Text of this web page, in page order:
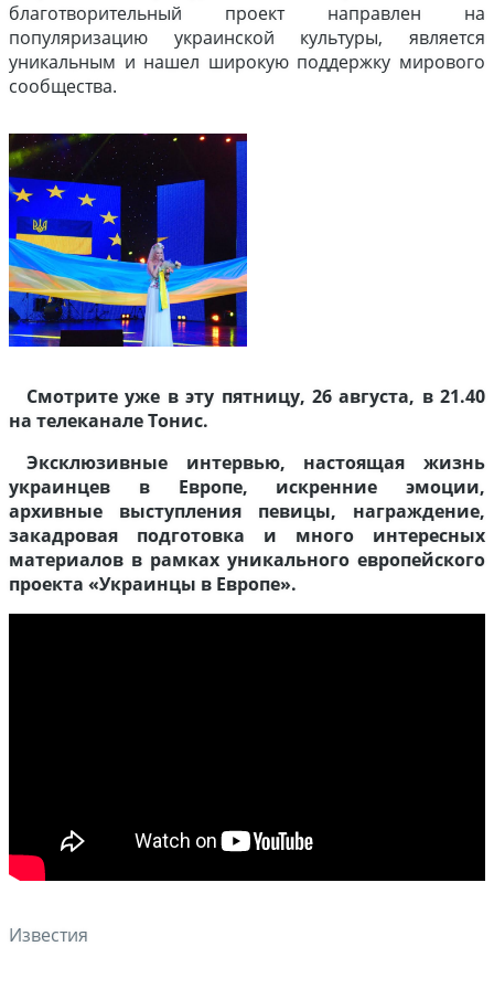
благотворительный проект направлен на
популяризацию украинской культуры, является
уникальным и нашел широкую поддержку мирового
сообщества.
Смотрите уже в эту пятницу, 26 августа, в 21.40
на телеканале Тонис.
Эксклюзивные интервью, настоящая жизнь
украинцев в Европе, искренние эмоции,
архивные выступления певицы, награждение,
закадровая подготовка и много интересных
материалов в рамках уникального европейского
проекта «Украинцы в Европе».
Известия